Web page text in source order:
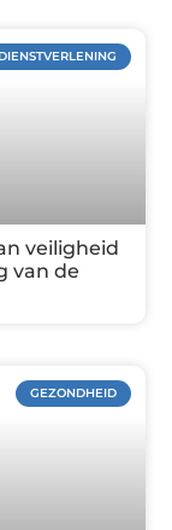
DIENSTVERLENING
veiligheid
van de
GEZONDHEID